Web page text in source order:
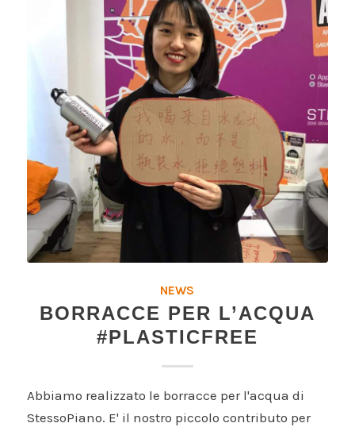
NEWS
BORRACCE PER L’ACQUA
#PLASTICFREE
Abbiamo realizzato le borracce per l'acqua di
StessoPiano. E' il nostro piccolo contributo per